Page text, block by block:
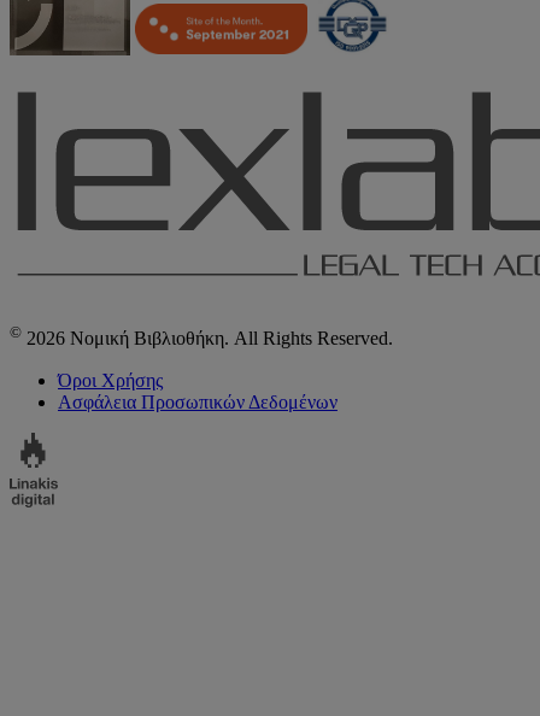
© 2026 Νομική Βιβλιοθήκη. All Rights Reserved.
Όροι Χρήσης
Ασφάλεια Προσωπικών Δεδομένων